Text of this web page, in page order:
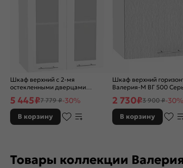
Шкаф верхний с 2-мя
остекленными дверцами
Белый
5 445₽7 779 ₽-30%
В корзину
Шкаф верхний
Валерия-М ВГ 500
2 730₽3 900 ₽-30%
В корзину
Товары коллекции